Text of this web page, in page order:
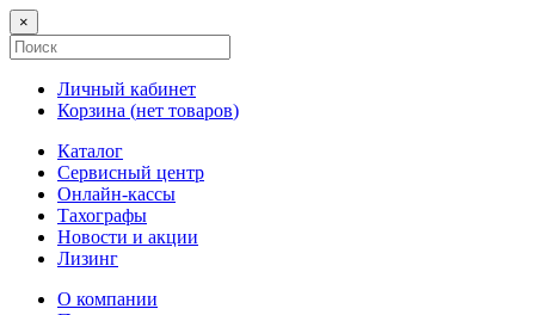
×
Личный кабинет
Корзина (нет товаров)
Каталог
Сервисный центр
Онлайн-кассы
Тахографы
Новости и акции
Лизинг
О компании